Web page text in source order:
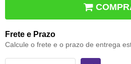
Frete e Prazo
Calcule o frete e o prazo de entrega